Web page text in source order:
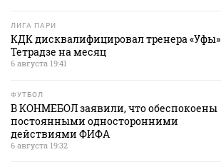
ЛИГА ПАРИ
КДК дисквалифицировал тренера «Уфы»
Тетрадзе на месяц
6 августа 19:41
ФУТБОЛ
В КОНМЕБОЛ заявили, что обеспокоены
постоянными односторонними
действиями ФИФА
6 августа 19:32